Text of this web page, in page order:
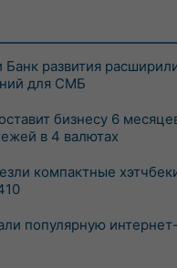
развития
для СМБ
бизнесу 6
в 4 валютах
компактные
популярную